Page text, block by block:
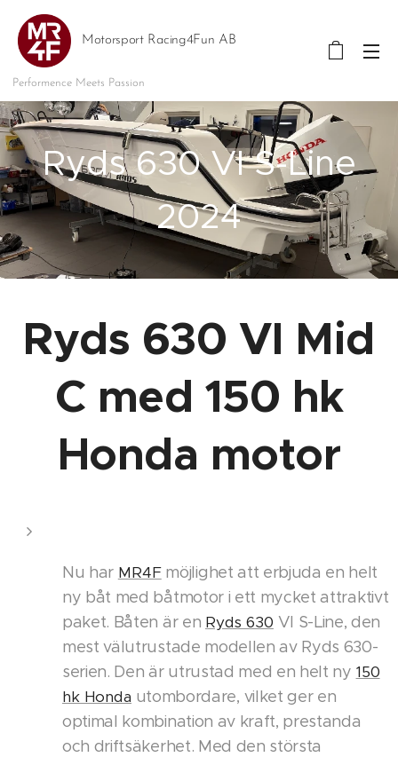
Motorsport Racing4Fun AB
Performence Meets Passion
Ryds 630 VI S-Line
2024
Ryds 630 VI Mid
C med 150 hk
Honda motor
Nu har MR4Fmöjlighet att erbjuda en helt
ny båt med båtmotor i ett mycket attraktivt
paket. Båten är en Ryds 630 VI S-Line, den
mest välutrustade modellen av Ryds 630-
serien. Den är utrustad med en helt ny 150
hk Honda utombordare, vilket ger en
optimal kombination av kraft, prestanda
och driftsäkerhet. Med den största